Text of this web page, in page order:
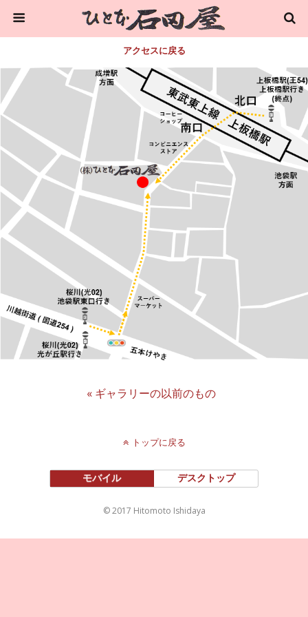
アクセスに戻る
« ギャラリーの以前のもの
トップに戻る
モバイル デスクトップ
© 2017 Hitomoto Ishidaya